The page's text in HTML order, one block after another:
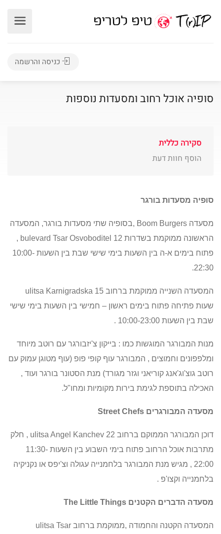
כניסה והרשמה
סופיה אוכל רחוב ומסעדות נוספות
סקירה כללית
הוסף חוות דעת
סופיה מסעדות בורגר
מסעדה Boom Burgers ,בסופיה שתי מסעדות בורגר, המסעדה
הראשונה ממוקמת בשדרות bulevard Tsar Osvoboditel 12
,
פתוח בימים א-ה בין השעות בימי שישי שבת בין השעות 10:00-
22:30.
המסעדה השנייה ממוקמת ברחוב ulitsa Karnigradska 15
שעות פתיחה פתוח בימים ראשון – חמישי בין השעות בימי שישי
שבת בין השעות 10:00-23:00 .
מנות המבורגר המוגשות כמו : בייקון צ'יזבורגר עם רוטב מיוחד
ומלפפונים וחמוצים , המבורגר עוף קופי פופ (עוף מטוגן עמוק עם
רוטב גוצ'וג'אנג קוריאני וגזר מגורד) מנת הסטונר בורגר ועוד ,
האכילה בתוספת לגימת בירות מקומיות ומחו"ל.
מסעדה המבורגרים Street Chefs
דוכן המבורגר הממוקם ברחוב ulitsa Angel Kanchev 22 , חלק
מתרבות אוכל הרחוב פתוח בימי השבוע בין השעות 11:30-
22:00 ,
מגיש מנת המבורגר בלחמנייה עגולה וצ'יפס או נקניקיה
בלחמנייה וקצו'פ .
מסעדה הדברים הקטנים The Little Things
המסעדה הקטנה והחמודה ,ממוקמת ברחוב ulitsa Tsar